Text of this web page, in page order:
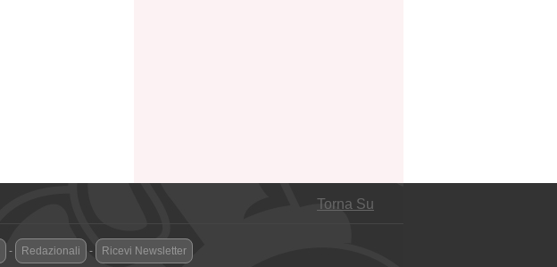
Torna Su
- Redazionali - Ricevi Newsletter